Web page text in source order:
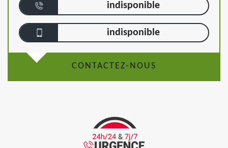
indisponible
indisponible
CONTACTEZ-NOUS